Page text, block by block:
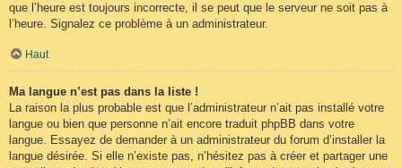
que l’heure est toujours incorrecte, il se peut que le serveur ne soit pas à
l’heure. Signalez ce problème à un administrateur.
Haut
Ma langue n’est pas dans la liste !
La raison la plus probable est que l’administrateur n’ait pas installé votre
langue ou bien que personne n’ait encore traduit phpBB dans votre
langue. Essayez de demander à un administrateur du forum d’installer la
langue désirée. Si elle n’existe pas, n’hésitez pas à créer et partager une